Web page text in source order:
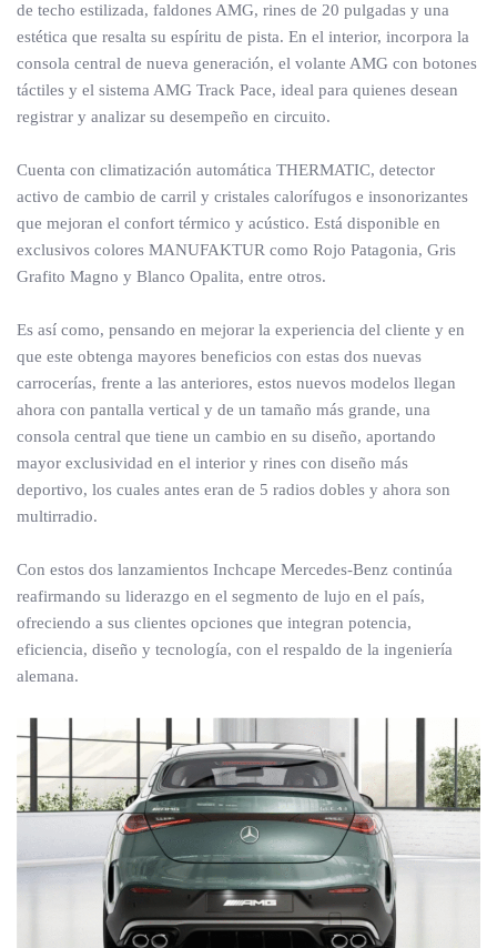
de techo estilizada, faldones AMG, rines de 20 pulgadas y una
estética que resalta su espíritu de pista. En el interior, incorpora la
consola central de nueva generación, el volante AMG con botones
táctiles y el sistema AMG Track Pace, ideal para quienes desean
registrar y analizar su desempeño en circuito.
Cuenta con climatización automática THERMATIC, detector
activo de cambio de carril y cristales calorífugos e insonorizantes
que mejoran el confort térmico y acústico. Está disponible en
exclusivos colores MANUFAKTUR como Rojo Patagonia, Gris
Grafito Magno y Blanco Opalita, entre otros.
Es así como, pensando en mejorar la experiencia del cliente y en
que este obtenga mayores beneficios con estas dos nuevas
carrocerías, frente a las anteriores, estos nuevos modelos llegan
ahora con pantalla vertical y de un tamaño más grande, una
consola central que tiene un cambio en su diseño, aportando
mayor exclusividad en el interior y rines con diseño más
deportivo, los cuales antes eran de 5 radios dobles y ahora son
multirradio.
Con estos dos lanzamientos Inchcape Mercedes-Benz continúa
reafirmando su liderazgo en el segmento de lujo en el país,
ofreciendo a sus clientes opciones que integran potencia,
eficiencia, diseño y tecnología, con el respaldo de la ingeniería
alemana.